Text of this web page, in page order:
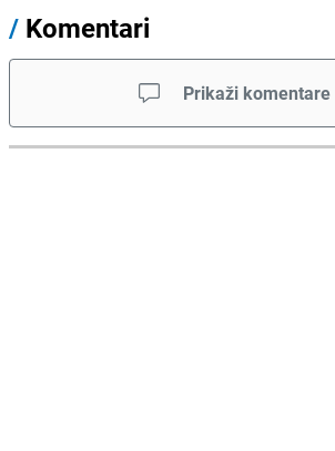
/ Komentari
Prikaži komentare